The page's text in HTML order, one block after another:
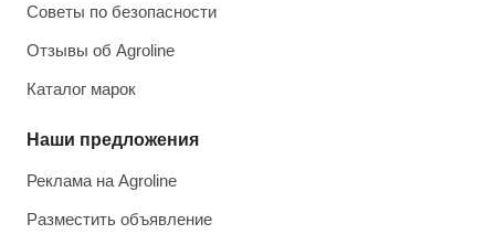
Советы по безопасности
Отзывы об Agroline
Каталог марок
Наши предложения
Реклама на Agroline
Разместить объявление